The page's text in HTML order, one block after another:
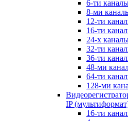
6-ти
8-ми
12-ти
16-ти
24-х
32-ти
36-ти
48-ми
64-ти
128-ми
IP
16-ти